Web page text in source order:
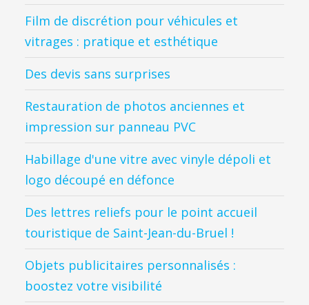
Film de discrétion pour véhicules et
vitrages : pratique et esthétique
Des devis sans surprises
Restauration de photos anciennes et
impression sur panneau PVC
Habillage d'une vitre avec vinyle dépoli et
logo découpé en défonce
Des lettres reliefs pour le point accueil
touristique de Saint-Jean-du-Bruel !
Objets publicitaires personnalisés :
boostez votre visibilité